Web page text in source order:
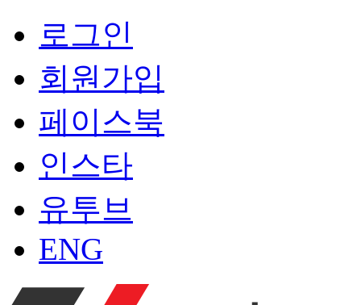
로그인
회원가입
페이스북
인스타
유투브
ENG